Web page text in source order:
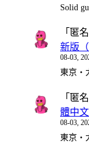
Solid
「 匿
新版（
08-03,
東京・
「 匿
體中
08-03,
東京・